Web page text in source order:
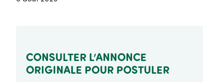
CONSULTER L’ANNONCE
ORIGINALE POUR POSTULER